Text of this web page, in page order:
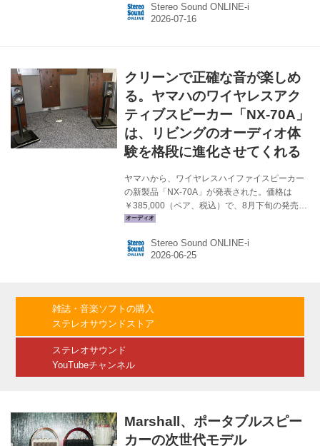
型のスピーカーとをワイヤレス接続して音楽を
楽しむスタイルは広く認知されており、そこで
Opus HDを追加することが決定したそうだ。 ま
た近年、ヘッドホン/イヤホン製品について多様
な形態・装着...
Stereo Sound ONLINE-i
クリーンで正確な音が楽しめ
る。ヤマハのワイヤレスアク
ティブスピーカー「NX-70A」
は、リビングのオーディオ体
験を格段に進化させてくれる
ヤマハから、ワイヤレスハイファイスピーカー
の新製品「NX-70A」が発表された。価格は
￥385,000（ペア、税込）で、8月下旬の発売を
予定している。 ヤマハでは、これまでも「NX-
きた。それらもWiFi機能を内蔵し、ハイレゾス
トリーミングサービスやPC、NASに保存した楽
ハとして、ストリーミングからフィジカルメデ
ィアまで様々なソースを本格的なサウンドで楽
Stereo Sound ONLINE-i
雑誌・音楽ソフトの購入
ステレオサウンドストア
ステレオサウンド
YouTubeチャンネル
Marshall、ポータブルスピー
カーの次世代モデル